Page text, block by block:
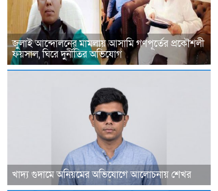
জুলাই আন্দোলনের মামলায় আসামি গণপূর্তের প্রকৌশলী
ফয়সাল, ঘিরে দুর্নীতির অভিযোগ
খাদ্য গুদামে অনিয়মের অভিযোগে আলোচনায় শেখর